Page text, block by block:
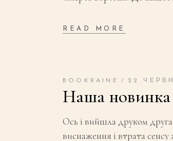
READ MORE
BOOKRAINE 22
Наша новинка
Ось і вийшла друком друга
виснаження і втрата